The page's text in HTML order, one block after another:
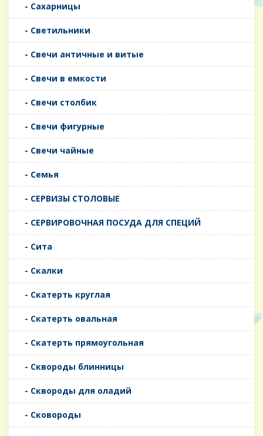
- Сахарницы
- Светильники
- Свечи античные и витые
- Свечи в емкости
- Свечи столбик
- Свечи фигурные
- Свечи чайные
- Семья
- СЕРВИЗЫ СТОЛОВЫЕ
- СЕРВИРОВОЧНАЯ ПОСУДА ДЛЯ СПЕЦИЙ
- Сита
- Скалки
- Скатерть круглая
- Скатерть овальная
- Скатерть прямоугольная
- Сквороды блинницы
- Сквороды для оладий
- Сковороды